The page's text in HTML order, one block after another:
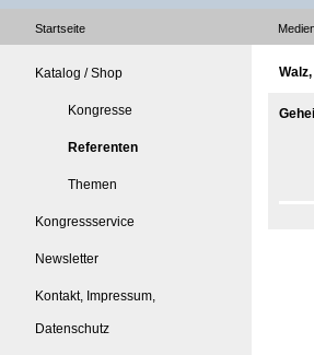
Startseite
Katalog / Shop
Kongresse
Referenten
Themen
Kongressservice
Newsletter
Kontakt, Impressum,
Datenschutz
Walz,